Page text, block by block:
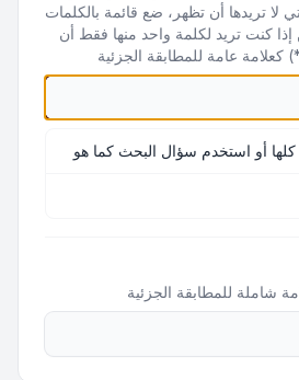
لا تريدها أن تظهر، ضع قائمة بالكلمات
كنت تريد لكلمة واحد منها فقط أن
عامة للمطابقة الجزئية
أو استخدم سؤال البحث كما هو
شاملة للمطابقة الجزئية